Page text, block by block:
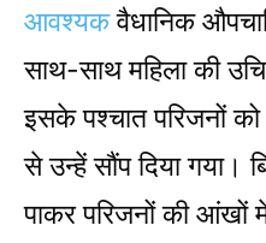
आवश्यकवैधानिक
साथ-साथ महिला की
इसके पश्चात परिजनों
से उन्हें सौंप दिया गया।
पाकर परिजनों की